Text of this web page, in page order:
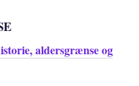
aldersgrænse og